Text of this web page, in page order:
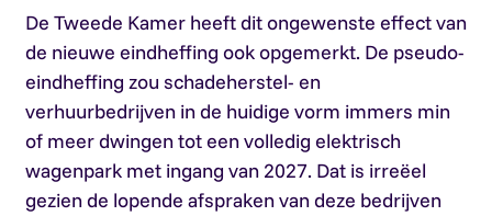
De Tweede Kamer heeft dit ongewenste effect van
de nieuwe eindheffing ook opgemerkt. De pseudo-
eindheffing zou schadeherstel- en
verhuurbedrijven in de huidige vorm immers min
of meer dwingen tot een volledig elektrisch
wagenpark met ingang van 2027. Dat is irreëel
gezien de lopende afspraken van deze bedrijven